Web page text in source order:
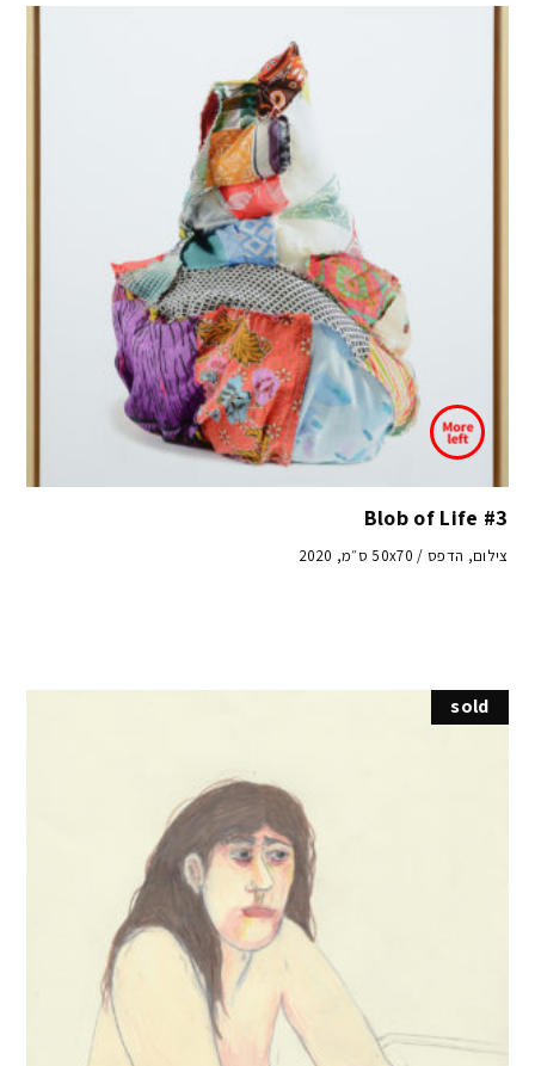
Blob of Life #3
צילום, הדפס / 50x70 ס״מ, 2020
sold